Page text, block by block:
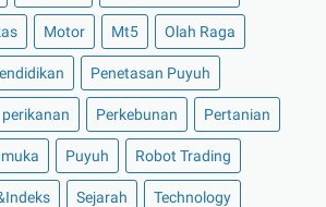
Motor Mt5 Olah Raga
Penetasan Puyuh
perikanan Perkebunan Pertanian
Puyuh Robot Trading
Sejarah Technology